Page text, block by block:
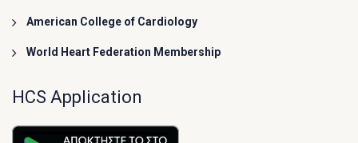
American College of Cardiology
World Heart Federation Membership
HCS Application